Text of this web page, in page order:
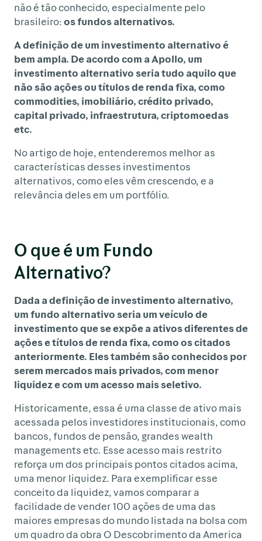
não é tão conhecido, especialmente pelo
brasileiro:os fundos alternativos.
A definição de um investimento alternativo é
bem ampla. De acordo com a Apollo, um
investimento alternativo seria tudo aquilo que
não são ações ou títulos de renda fixa, como
commodities, imobiliário, crédito privado,
capital privado, infraestrutura, criptomoedas
etc.
No artigo de hoje, entenderemos melhor as
características desses investimentos
alternativos, como eles vêm crescendo, e a
relevância deles em um portfólio.
O que é um Fundo
Alternativo?
Dada a definição de investimento alternativo,
um fundo alternativo seria um veículo de
investimento que se expõe a ativos diferentes de
ações e títulos de renda fixa, como os citados
anteriormente. Eles também são conhecidos por
serem mercados mais privados, com menor
liquidez e com um acesso mais seletivo.
Historicamente, essa é uma classe de ativo mais
acessada pelos investidores institucionais, como
bancos, fundos de pensão, grandes wealth
managements etc. Esse acesso mais restrito
reforça um dos principais pontos citados acima,
uma menor liquidez. Para exemplificar esse
conceito da liquidez, vamos comparar a
facilidade de vender 100 ações de uma das
maiores empresas do mundo listada na bolsa com
um quadro da obra O Descobrimento da America